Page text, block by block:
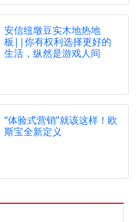
安信纽墩豆实木地热地
板||你有权利选择更好的
生活，纵然是游戏人间
“体验式营销”就该这样！欧
斯宝全新定义